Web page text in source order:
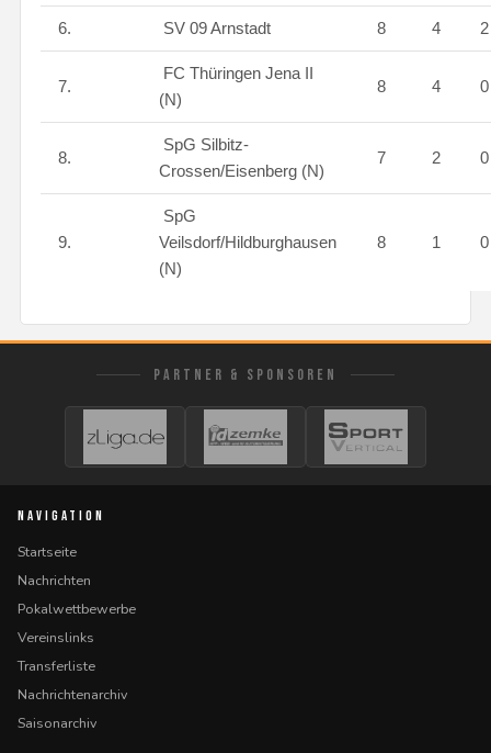
6. SV 09 Arnstadt 8 4
7.
FC Thüringen Jena II
(N)
8 4
8.
SpG Silbitz-
Crossen/Eisenberg (N)
7 2
9.
SpG
Veilsdorf/Hildburghausen
(N)
8 1
PARTNER & SPONSOREN
NAVIGATION
Startseite
Nachrichten
Pokalwettbewerbe
Vereinslinks
Transferliste
Nachrichtenarchiv
Saisonarchiv